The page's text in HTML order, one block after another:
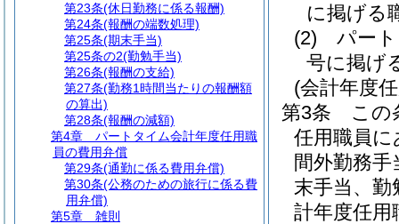
に掲げる
(2)
パー
号に掲げ
(会計年度
第3条
この
任用職員に
間外勤務
末手当、
計年度任
第23条(休日勤務に係る報酬)
第24条(報酬の端数処理)
第25条(期末手当)
第25条の2(勤勉手当)
第26条(報酬の支給)
第27条(勤務1時間当たりの報酬額
の算出)
第28条(報酬の減額)
第4章
パートタイム会計年度任用職
員の費用弁償
第29条(通勤に係る費用弁償)
第30条(公務のための旅行に係る費
用弁償)
第5章
雑則